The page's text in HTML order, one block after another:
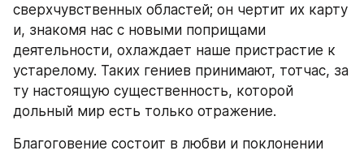
сверхчувственных областей; он чертит их карту
и, знакомя нас с новыми поприщами
деятельности, охлаждает наше пристрастие к
устарелому. Таких гениев принимают, тотчас, за
ту настоящую существенность, которой
дольный мир есть только отражение.
Благоговение состоит в любви и поклонении